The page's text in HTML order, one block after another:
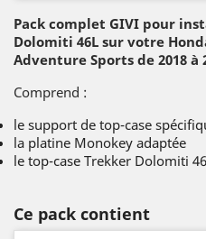
Pack complet GIVI pour
Dolomiti 46L sur votre
Adventure Sports de 2018 à
Comprend :
le support de top-case
la platine Monokey adaptée
le top-case Trekker Dolomiti
Ce pack contient